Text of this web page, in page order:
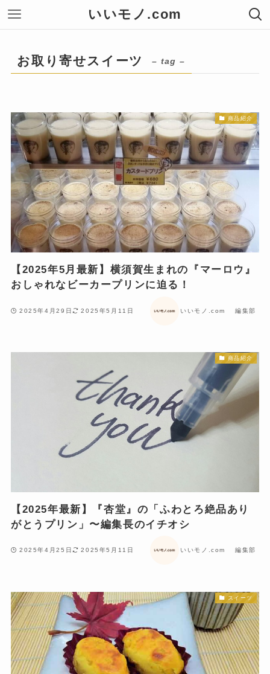
いいモノ.com
お取り寄せスイーツ – tag –
商品紹介
【2025年5月最新】横須賀生まれの『マーロウ』
おしゃれなビーカープリンに迫る！
2025年4月29日 2025年5月11日 いいモノ.com 編集部
商品紹介
【2025年最新】『杏堂』の「ふわとろ絶品あり
がとうプリン」〜編集長のイチオシ
2025年4月25日 2025年5月11日 いいモノ.com 編集部
スイーツ